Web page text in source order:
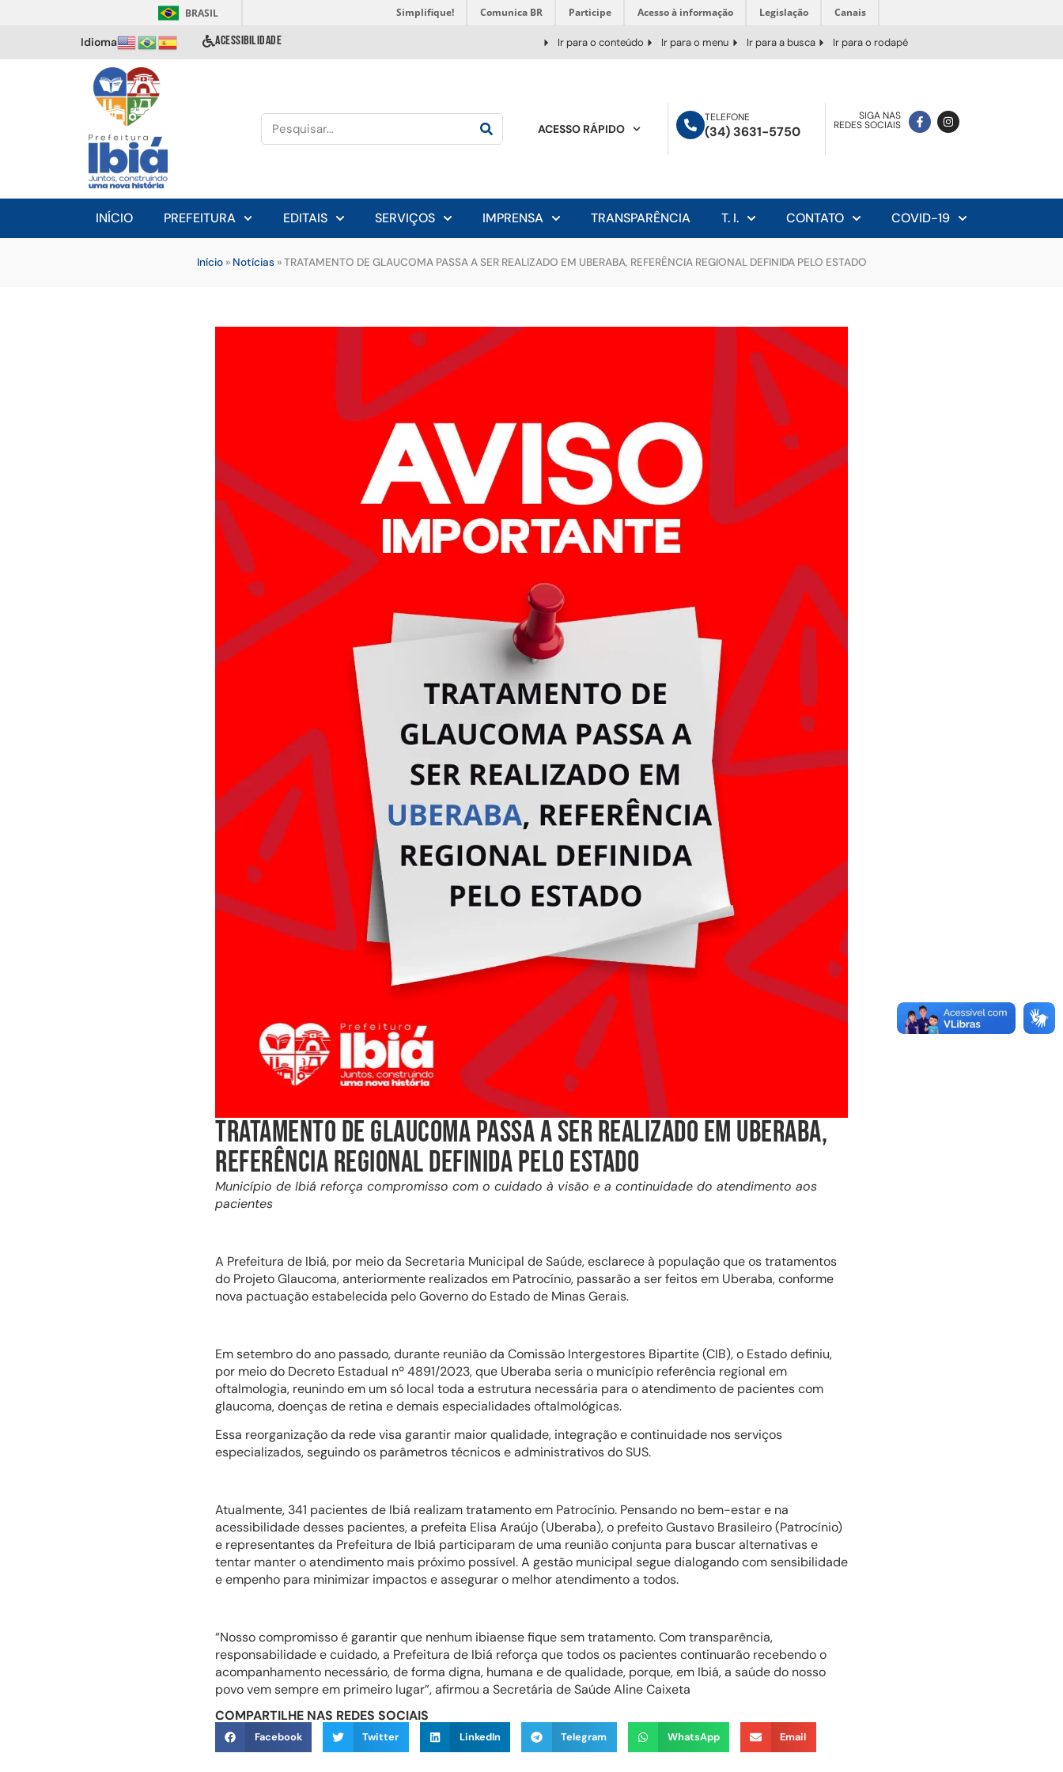
BRASIL Simplifique! Comunica BR Participe Acesso à informação Legislação Canais
Idioma ACESSIBILIDADE Ir para o conteúdo Ir para o menu Ir para a busca Ir para o rodapé
ACESSO RÁPIDO
TELEFONE
(34) 3631-5750
SIGA NAS
REDES SOCIAIS
INÍCIO PREFEITURA EDITAIS SERVIÇOS IMPRENSA TRANSPARÊNCIA T. I. CONTATO COVID-19
Início» Notícias»TRATAMENTO DE GLAUCOMA PASSA A SER REALIZADO EM UBERABA, REFERÊNCIA REGIONAL DEFINIDA PELO ESTADO
TRATAMENTO DE GLAUCOMA PASSA A SER REALIZADO EM UBERABA,
REFERÊNCIA REGIONAL DEFINIDA PELO ESTADO
Município de Ibiá reforça compromisso com o cuidado à visão e a continuidade do atendimento aos
pacientes
A Prefeitura de Ibiá, por meio da Secretaria Municipal de Saúde, esclarece à população que os tratamentos
do Projeto Glaucoma, anteriormente realizados em Patrocínio, passarão a ser feitos em Uberaba, conforme
nova pactuação estabelecida pelo Governo do Estado de Minas Gerais.
Em setembro do ano passado, durante reunião da Comissão Intergestores Bipartite (CIB), o Estado definiu,
por meio do Decreto Estadual nº 4891/2023, que Uberaba seria o município referência regional em
oftalmologia, reunindo em um só local toda a estrutura necessária para o atendimento de pacientes com
glaucoma, doenças de retina e demais especialidades oftalmológicas.
Essa reorganização da rede visa garantir maior qualidade, integração e continuidade nos serviços
especializados, seguindo os parâmetros técnicos e administrativos do SUS.
Atualmente, 341 pacientes de Ibiá realizam tratamento em Patrocínio. Pensando no bem-estar e na
acessibilidade desses pacientes, a prefeita Elisa Araújo (Uberaba), o prefeito Gustavo Brasileiro (Patrocínio)
e representantes da Prefeitura de Ibiá participaram de uma reunião conjunta para buscar alternativas e
tentar manter o atendimento mais próximo possível. A gestão municipal segue dialogando com sensibilidade
e empenho para minimizar impactos e assegurar o melhor atendimento a todos.
“Nosso compromisso é garantir que nenhum ibiaense fique sem tratamento. Com transparência,
responsabilidade e cuidado, a Prefeitura de Ibiá reforça que todos os pacientes continuarão recebendo o
acompanhamento necessário, de forma digna, humana e de qualidade, porque, em Ibiá, a saúde do nosso
povo vem sempre em primeiro lugar”, afirmou a Secretária de Saúde Aline Caixeta
COMPARTILHE NAS REDES SOCIAIS
Facebook Twitter LinkedIn Telegram WhatsApp Email